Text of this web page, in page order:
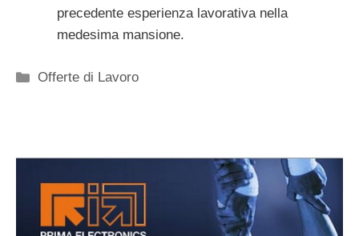
precedente esperienza lavorativa nella
medesima mansione.
Categorie
Offerte di Lavoro